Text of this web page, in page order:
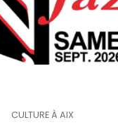
CULTURE À AIX